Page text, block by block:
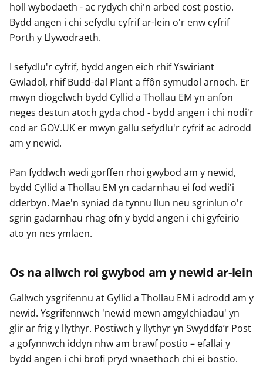
holl wybodaeth - ac rydych chi'n arbed cost postio.
Bydd angen i chi sefydlu cyfrif ar-lein o'r enw cyfrif
Porth y Llywodraeth.
I sefydlu'r cyfrif, bydd angen eich rhif Yswiriant
Gwladol, rhif Budd-dal Plant a ffôn symudol arnoch. Er
mwyn diogelwch bydd Cyllid a Thollau EM yn anfon
neges destun atoch gyda chod - bydd angen i chi nodi'r
cod ar GOV.UK er mwyn gallu sefydlu'r cyfrif ac adrodd
am y newid.
Pan fyddwch wedi gorffen rhoi gwybod am y newid,
bydd Cyllid a Thollau EM yn cadarnhau ei fod wedi'i
dderbyn. Mae'n syniad da tynnu llun neu sgrinlun o'r
sgrin gadarnhau rhag ofn y bydd angen i chi gyfeirio
ato yn nes ymlaen.
Os na allwch roi gwybod am y newid ar-lein
Gallwch ysgrifennu at Gyllid a Thollau EM i adrodd am y
newid. Ysgrifennwch 'newid mewn amgylchiadau' yn
glir ar frig y llythyr. Postiwch y llythyr yn Swyddfa’r Post
a gofynnwch iddyn nhw am brawf postio – efallai y
bydd angen i chi brofi pryd wnaethoch chi ei bostio.